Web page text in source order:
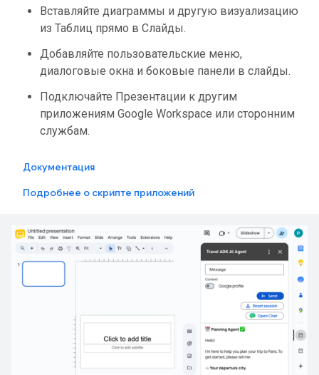
Вставляйте диаграммы и другую визуализацию
из Таблиц прямо в Слайды.
Добавляйте пользовательские меню,
диалоговые окна и боковые панели в слайды.
Подключайте Презентации к другим
приложениям Google Workspace или сторонним
службам.
Документация
Подробнее о скрипте приложений